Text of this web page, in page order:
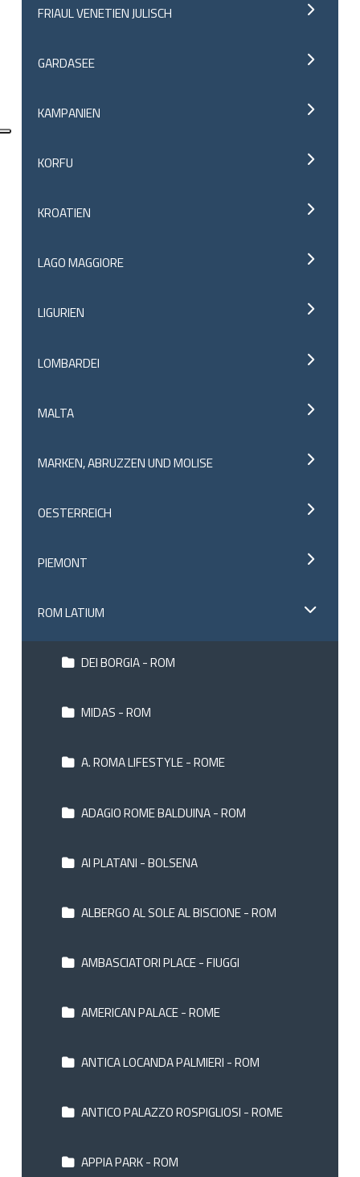
FRIAUL VENETIEN JULISCH
GARDASEE
KAMPANIEN
KORFU
KROATIEN
LAGO MAGGIORE
LIGURIEN
LOMBARDEI
MALTA
MARKEN, ABRUZZEN UND MOLISE
OESTERREICH
PIEMONT
ROM LATIUM
DEI BORGIA - ROM
MIDAS - ROM
A. ROMA LIFESTYLE - ROME
ADAGIO ROME BALDUINA - ROM
AI PLATANI - BOLSENA
ALBERGO AL SOLE AL BISCIONE - ROM
AMBASCIATORI PLACE - FIUGGI
AMERICAN PALACE - ROME
ANTICA LOCANDA PALMIERI - ROM
ANTICO PALAZZO ROSPIGLIOSI - ROME
APPIA PARK - ROM